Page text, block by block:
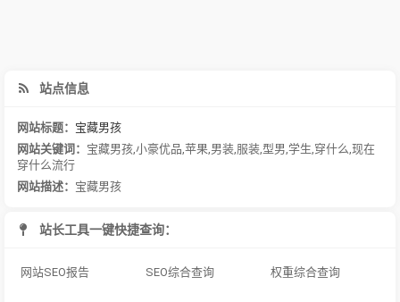
站点信息
网站标题： 宝藏男孩
网站关键词： 宝藏男孩 小豪优品 苹果 男装 服装 型男 学生 穿什么 现在
穿什么流行
网站描述： 宝藏男孩
站长工具一键快捷查询：
网站SEO报告 SEO综合查询 权重综合查询